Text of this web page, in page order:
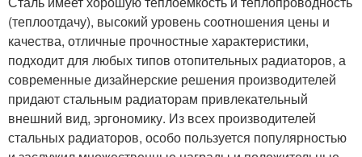
(теплоотдачу), высокий уровень соотношения цены и
качества, отличные прочностные характеристики,
подходит для любых типов отопительных радиаторов, а
современные дизайнерские решения производителей
придают стальным радиаторам привлекательный
внешний вид, эргономику. Из всех производителей
стальных радиаторов, особо пользуется популярностью